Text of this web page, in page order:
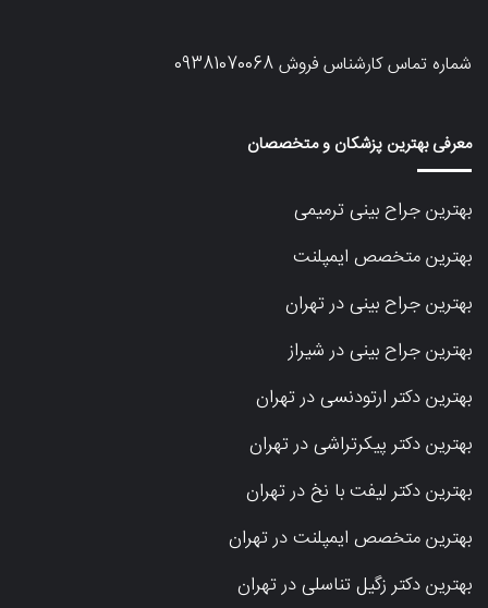
شماره تماس کارشناس فروش09381070068
معرفی بهترین پزشکان و متخصصان
بهترین جراح بینی ترمیمی
بهترین متخصص ایمپلنت
بهترین جراح بینی در تهران
بهترین جراح بینی در شیراز
بهترین دکتر ارتودنسی در تهران
بهترین دکتر پیکرتراشی در تهران
بهترین دکتر لیفت با نخ در تهران
بهترین متخصص ایمپلنت در تهران
بهترین دکتر زگیل تناسلی در تهران